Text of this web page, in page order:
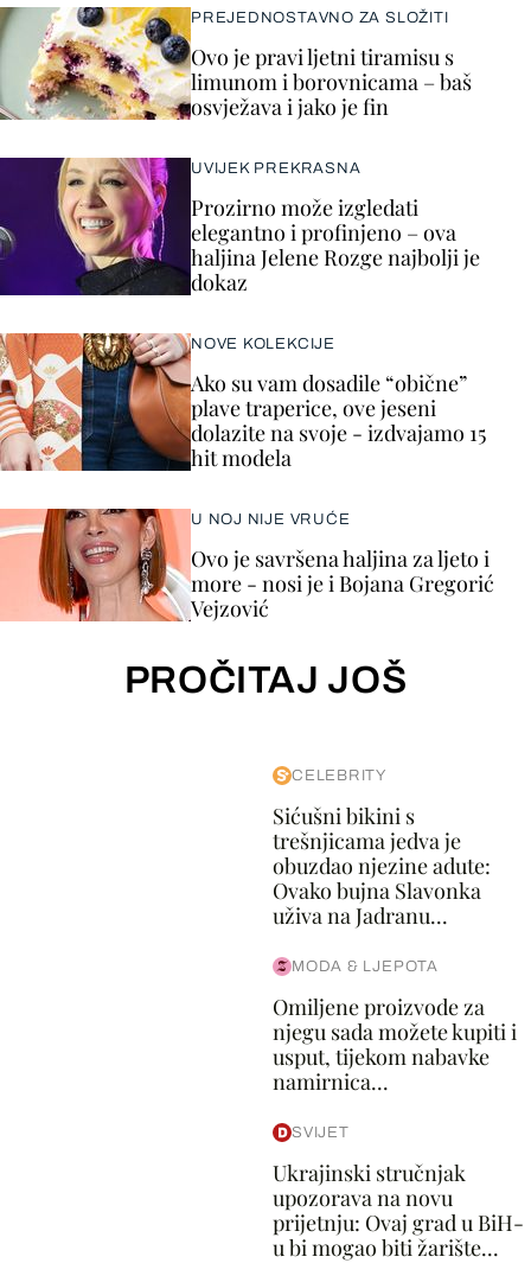
PREJEDNOSTAVNO ZA SLOŽITI
Ovo je pravi ljetni tiramisu s
limunom i borovnicama – baš
osvježava i jako je fin
UVIJEK PREKRASNA
Prozirno može izgledati
elegantno i profinjeno – ova
haljina Jelene Rozge najbolji je
dokaz
NOVE KOLEKCIJE
Ako su vam dosadile “obične”
plave traperice, ove jeseni
dolazite na svoje - izdvajamo 15
hit modela
U NOJ NIJE VRUĆE
Ovo je savršena haljina za ljeto i
more - nosi je i Bojana Gregorić
Vejzović
PROČITAJ JOŠ
CELEBRITY
Sićušni bikini s
trešnjicama jedva je
obuzdao njezine adute:
Ovako bujna Slavonka
uživa na Jadranu...
MODA & LJEPOTA
Omiljene proizvode za
njegu sada možete kupiti i
usput, tijekom nabavke
namirnica...
SVIJET
Ukrajinski stručnjak
upozorava na novu
prijetnju: Ovaj grad u BiH-
u bi mogao biti žarište...